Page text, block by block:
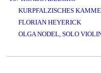
KURPFALZISCHES
FLORIAN HEYERICK
OLGA NODEL, SOLO